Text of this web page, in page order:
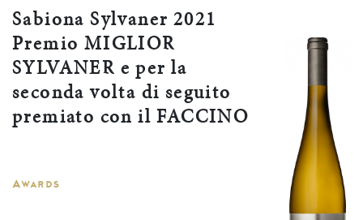
Sabiona Sylvaner 2021
Premio MIGLIOR
SYLVANER e per la
seconda volta di seguito
premiato con il FACCINO
Awards